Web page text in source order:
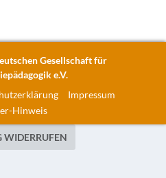
Gesellschaft für
e.V.
Impressum
Hinweis
WIDERRUFEN